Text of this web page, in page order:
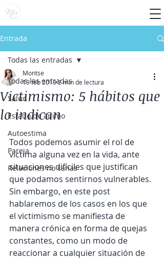
Entrada
Todas las entradas
Salud
Estado de ánimo
Autoestima
Pareja
Relaciones no sanas
Todas las entradas
Victimismo: 5 hábitos que
lo indican
Montse
19 feb 20192 min de lectura
Todos podemos asumir el rol de
víctima alguna vez en la vida, ante
situaciones difíciles que justifican
que podamos sentirnos vulnerables.
Sin embargo, en este post
hablaremos de los casos en los que
el victimismo se manifiesta de
manera crónica en forma de quejas
constantes, como un modo de
reaccionar a cualquier situación de